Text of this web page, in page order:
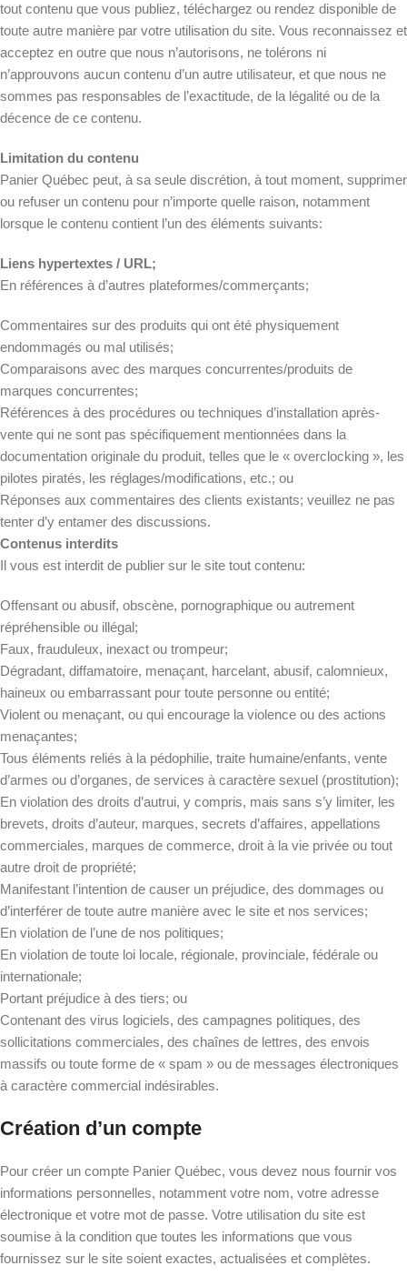
tout contenu que vous publiez, téléchargez ou rendez disponible de
toute autre manière par votre utilisation du site. Vous reconnaissez et
acceptez en outre que nous n’autorisons, ne tolérons ni
n’approuvons aucun contenu d’un autre utilisateur, et que nous ne
sommes pas responsables de l’exactitude, de la légalité ou de la
décence de ce contenu.
Limitation du contenu
Panier Québec peut, à sa seule discrétion, à tout moment, supprimer
ou refuser un contenu pour n’importe quelle raison, notamment
lorsque le contenu contient l’un des éléments suivants:
Liens hypertextes / URL;
En références à d’autres plateformes/commerçants;
Commentaires sur des produits qui ont été physiquement
endommagés ou mal utilisés;
Comparaisons avec des marques concurrentes/produits de
marques concurrentes;
Références à des procédures ou techniques d’installation après-
vente qui ne sont pas spécifiquement mentionnées dans la
documentation originale du produit, telles que le « overclocking », les
pilotes piratés, les réglages/modifications, etc.; ou
Réponses aux commentaires des clients existants; veuillez ne pas
tenter d’y entamer des discussions.
Contenus interdits
Il vous est interdit de publier sur le site tout contenu:
Offensant ou abusif, obscène, pornographique ou autrement
répréhensible ou illégal;
Faux, frauduleux, inexact ou trompeur;
Dégradant, diffamatoire, menaçant, harcelant, abusif, calomnieux,
haineux ou embarrassant pour toute personne ou entité;
Violent ou menaçant, ou qui encourage la violence ou des actions
menaçantes;
Tous éléments reliés à la pédophilie, traite humaine/enfants, vente
d’armes ou d’organes, de services à caractère sexuel (prostitution);
En violation des droits d’autrui, y compris, mais sans s’y limiter, les
brevets, droits d’auteur, marques, secrets d’affaires, appellations
commerciales, marques de commerce, droit à la vie privée ou tout
autre droit de propriété;
Manifestant l’intention de causer un préjudice, des dommages ou
d’interférer de toute autre manière avec le site et nos services;
En violation de l’une de nos politiques;
En violation de toute loi locale, régionale, provinciale, fédérale ou
internationale;
Portant préjudice à des tiers; ou
Contenant des virus logiciels, des campagnes politiques, des
sollicitations commerciales, des chaînes de lettres, des envois
massifs ou toute forme de « spam » ou de messages électroniques
à caractère commercial indésirables.
Création d’un compte
Pour créer un compte Panier Québec, vous devez nous fournir vos
informations personnelles, notamment votre nom, votre adresse
électronique et votre mot de passe. Votre utilisation du site est
soumise à la condition que toutes les informations que vous
fournissez sur le site soient exactes, actualisées et complètes.